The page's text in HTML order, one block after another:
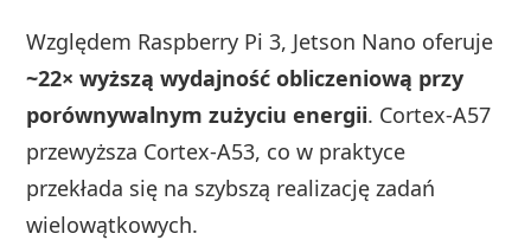
Względem Raspberry Pi 3, Jetson Nano oferuje
~22× wyższą wydajność obliczeniową przy
porównywalnym zużyciu energii. Cortex‑A57
przewyższa Cortex‑A53, co w praktyce
przekłada się na szybszą realizację zadań
wielowątkowych.